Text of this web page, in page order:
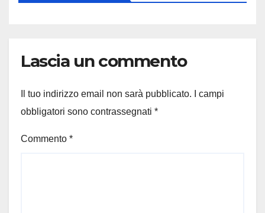
Lascia un commento
Il tuo indirizzo email non sarà pubblicato.
I campi
obbligatori sono contrassegnati *
Commento *